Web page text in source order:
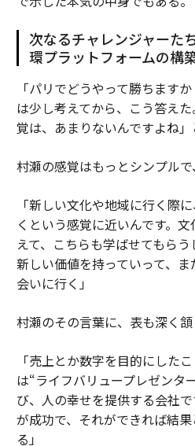
次なるチャレンジャーた
環プラットフォームの構
「パリでどうやって勝ちます
は少し考えてから、こう答え
覚は、あまりないんですよね」
村瀬の感覚はもっとシンプルで
「新しい文化や地域に行く際
くという感覚に近いんです。
えて、こちらも学ばせてもら
新しい価値を持っていって、
会いに行く」
村瀬のその言葉に、表も深く頷
「売上とか数字を目的にした
は“ライフバリュープレゼンタ
び、人の幸せを提供する会社
が成功で、それができれば結
る」